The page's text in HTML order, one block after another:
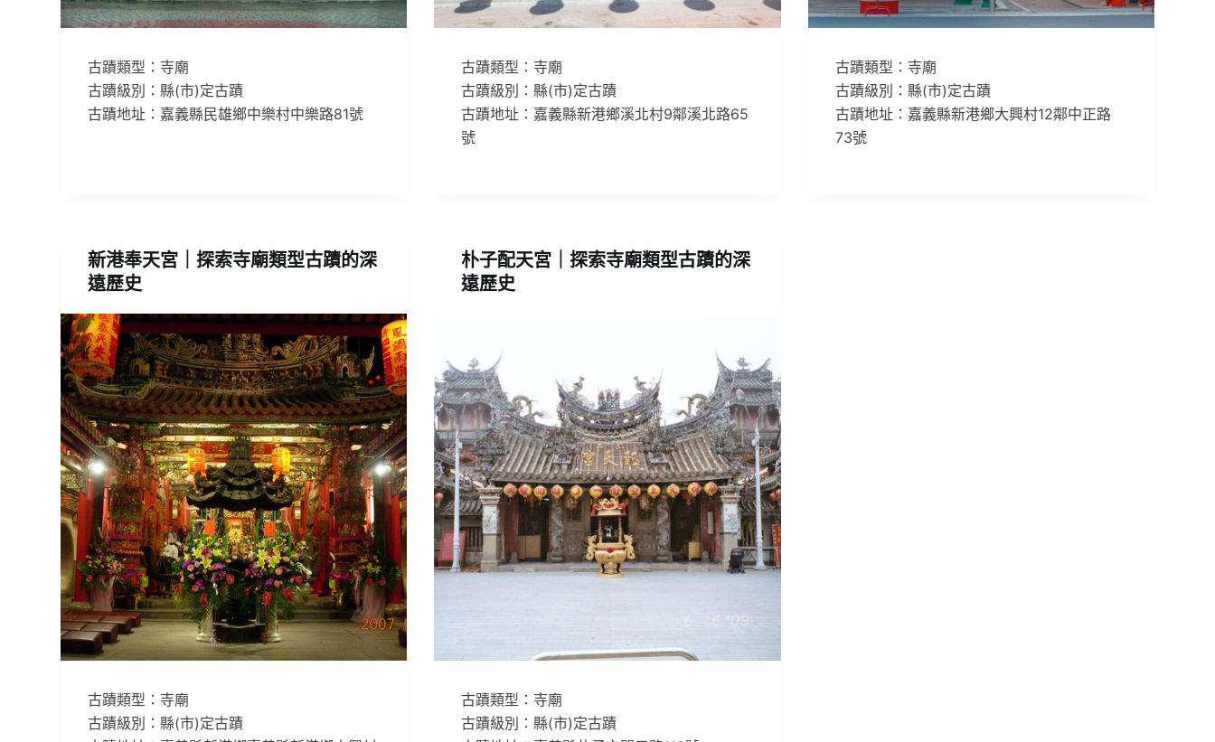
古蹟類型：寺廟
古蹟級別：縣(市)定古蹟
古蹟地址：嘉義縣民雄鄉中樂村中樂路81號
古蹟類型：寺廟
古蹟級別：縣(市)定古蹟
古蹟地址：嘉義縣新港鄉溪北村9鄰溪北路65
號
古蹟類型：寺廟
古蹟級別：縣(市)定古蹟
古蹟地址：嘉義縣新港鄉大興村12鄰中正路
73號
新港奉天宮｜探索寺廟類型古蹟的深
遠歷史
古蹟類型：寺廟
古蹟級別：縣(市)定古蹟
朴子配天宮｜探索寺廟類型古蹟的深
遠歷史
古蹟類型：寺廟
古蹟級別：縣(市)定古蹟